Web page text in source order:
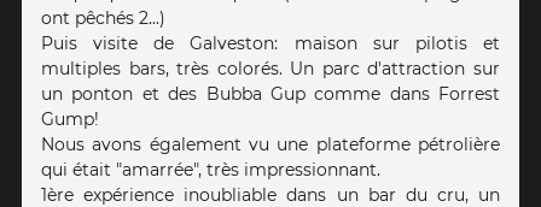
ont pêchés 2...)
Puis visite de Galveston: maison sur pilotis et
multiples bars, très colorés. Un parc d'attraction sur
un ponton et des Bubba Gup comme dans Forrest
Gump!
Nous avons également vu une plateforme pétrolière
qui était "amarrée", très impressionnant.
1ère expérience inoubliable dans un bar du cru, un